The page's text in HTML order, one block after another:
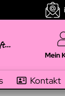
Mein
Kontakt